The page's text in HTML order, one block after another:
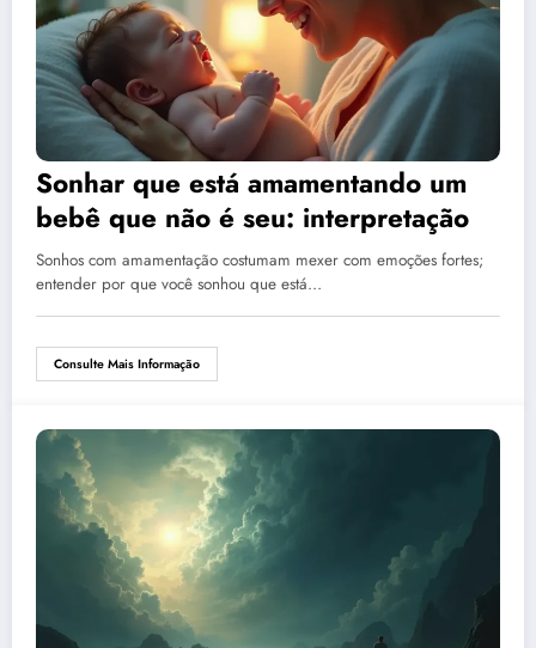
Sonhar que está amamentando um
bebê que não é seu: interpretação
Sonhos com amamentação costumam mexer com emoções fortes;
entender por que você sonhou que está…
Consulte Mais Informação